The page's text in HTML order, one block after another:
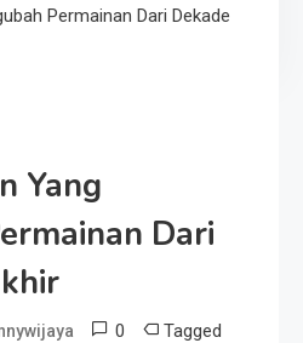
Permainan Dari Dekade
Yang
Dari
0 Tagged